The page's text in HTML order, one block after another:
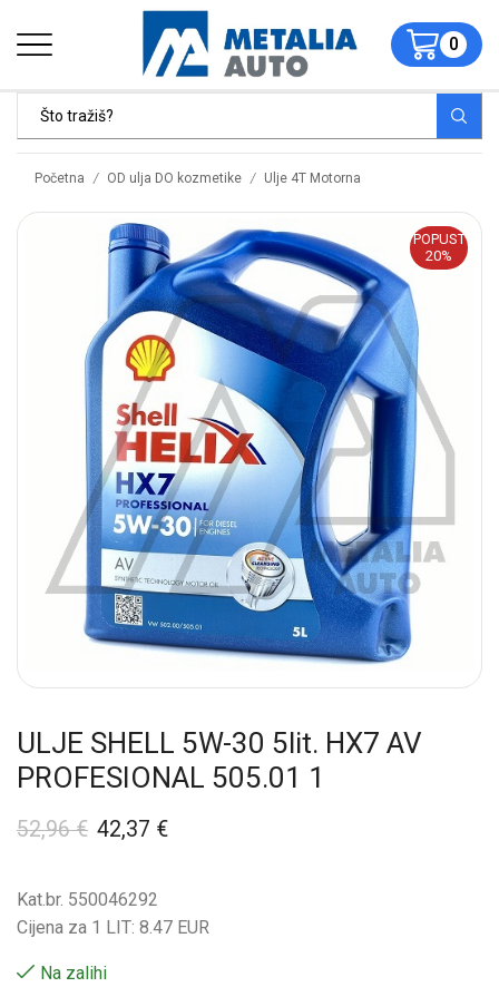
0
Početna / OD ulja DO kozmetike / Ulje 4T Motorna
POPUST
20%
ULJE SHELL 5W-30 5lit. HX7 AV
PROFESIONAL 505.01 1
52,96€ 42,37 €
Kat.br. 550046292
Cijena za 1 LIT: 8.47 EUR
Na zalihi